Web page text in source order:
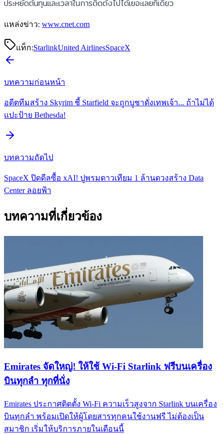
ประหยัดต้นทุนและเวลาในการติดตั้งไปได้เยอะเลยทีเดียว
แหล่งข่าว: www.cnet.com
แท็ก:StarlinkUnited AirlinesSpaceX
บทความก่อนหน้า
อดีตทีมสร้าง Skyrim ชี้ Starfield จะถูกบูชาดั่งเทพเจ้า... ถ้าไม่ได้
แปะป้าย Bethesda!
บทความถัดไป
SpaceX ปิดดีลซื้อ xAI! ปูพรมดาวเทียม 1 ล้านดวงสร้าง Data
Center ลอยฟ้า
บทความที่เกี่ยวข้อง
Emirates จัดใหญ่! ให้ใช้ Wi-Fi Starlink ฟรีบนเครื่อง
บินทุกลำ ทุกที่นั่ง
Emirates ประกาศติดตั้ง Wi-Fi ความเร็วสูงจาก Starlink บนเครื่อง
บินทุกลำ พร้อมเปิดให้ผู้โดยสารทุกคนใช้งานฟรี ไม่ต้องเป็น
สมาชิก เริ่มให้บริการภายในเดือนนี้